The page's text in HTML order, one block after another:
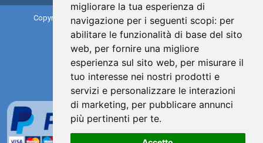
migliorare la tua esperienza di
navigazione per i seguenti scopi: per
abilitare le funzionalità di base del sito
web, per fornire una migliore
esperienza sul sito web, per misurare il
tuo interesse nei nostri prodotti e
servizi e personalizzare le interazioni
di marketing, per pubblicare annunci
più pertinenti per te.
Copyright 2019©esteticaeparrucchieri. All rights reserved.
Caracciolo srl
P.iva: 09353431217
Numero REA: NA-1026441
Capitale Sociale: € 10.000